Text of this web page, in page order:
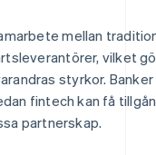
mellan
vilket
styrkor. Banker
fintech kan få
partnerskap.